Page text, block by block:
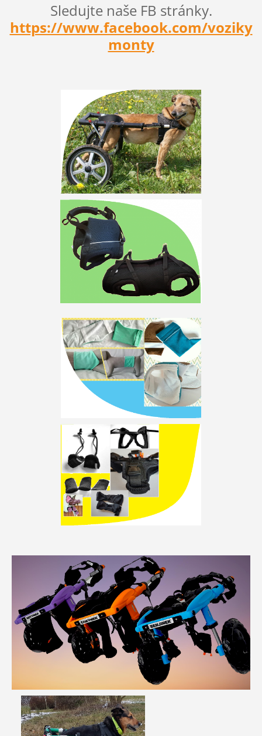
Sledujte naše FB stránky.
https://www.facebook.com/voziky
monty